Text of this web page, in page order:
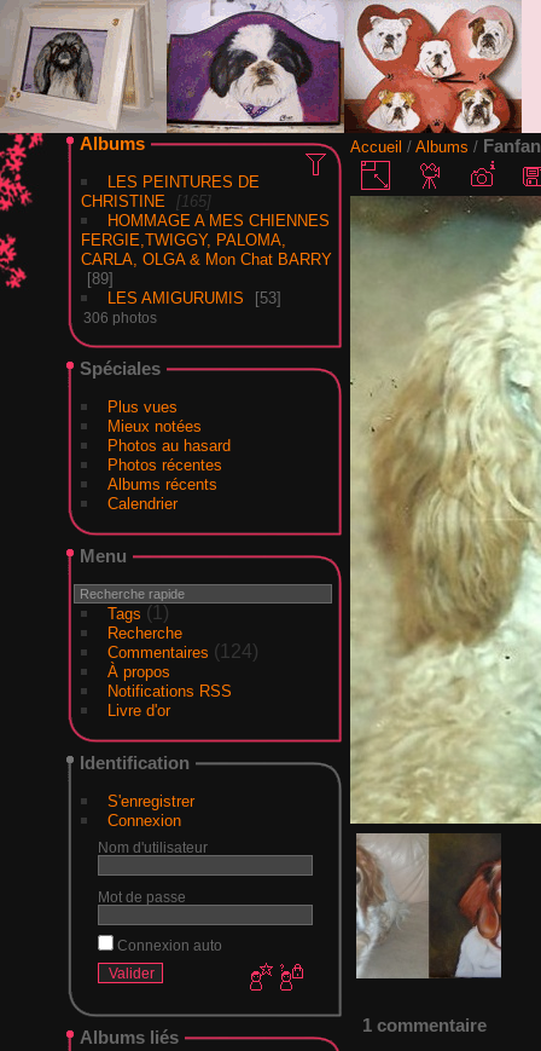
Albums
LES PEINTURES DE
CHRISTINE
165
HOMMAGE A MES CHIENNES
FERGIE,TWIGGY, PALOMA,
CARLA, OLGA & Mon Chat BARRY
89
LES AMIGURUMIS
53
306 photos
Spéciales
Plus vues
Mieux notées
Photos au hasard
Photos récentes
Albums récents
Calendrier
Menu
Tags (1)
Recherche
Commentaires (124)
À propos
Notifications RSS
Livre d'or
Identification
S'enregistrer
Connexion
Nom d'utilisateur
Mot de passe
Connexion auto
Albums liés
Accueil / Albums / Fanfan
1 commentaire